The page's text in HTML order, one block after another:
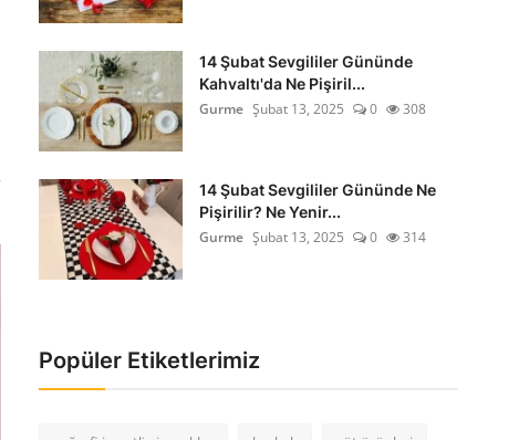
14 Şubat Sevgililer Gününde
Kahvaltı'da Ne Pişiril...
Gurme Şubat 13, 2025 0 308
14 Şubat Sevgililer Gününde Ne
Pişirilir? Ne Yenir...
Gurme Şubat 13, 2025 0 314
Popüler Etiketlerimiz